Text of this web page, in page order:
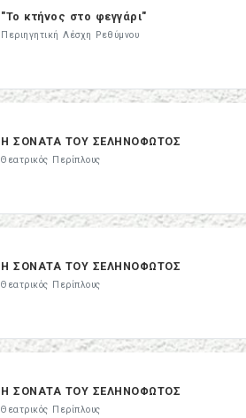
"Το κτήνος στο φεγγάρι"
Περιηγητική Λέσχη Ρεθύμνου
Η ΣΟΝΑΤΑ ΤΟΥ ΣEΛΗΝΟΦΩΤΟΣ
Θεατρικός Περίπλους
Η ΣΟΝΑΤΑ ΤΟΥ ΣΕΛΗΝΟΦΩΤΟΣ
Θεατρικός Περίπλους
Η ΣΟΝΑΤΑ ΤΟΥ ΣΕΛΗΝΟΦΩΤΟΣ
Θεατρικός Περίπλους